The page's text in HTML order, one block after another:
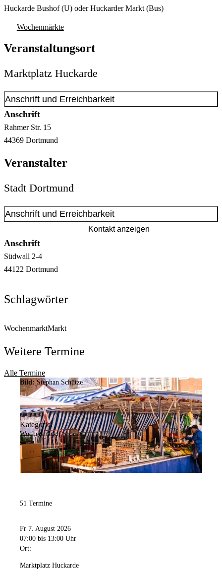
Huckarde Bushof (U) oder Huckarder Markt (Bus)
Wochenmärkte
Veranstaltungsort
Marktplatz Huckarde
Anschrift und Erreichbarkeit
Anschrift
Rahmer Str. 15
44369 Dortmund
Veranstalter
Stadt Dortmund
Anschrift und Erreichbarkeit
Kontakt anzeigen
Anschrift
Südwall 2-4
44122 Dortmund
Schlagwörter
WochenmarktMarkt
Weitere Termine
Alle Termine
Bild: Stephan Schütze
Kategorie:
Wochenmarkt
51 Termine
Fr 7. August 2026
07:00 bis 13:00 Uhr
Ort:
Marktplatz Huckarde